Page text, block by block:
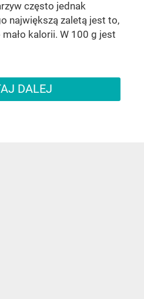
często jednak
największą zaletą jest to,
kalorii. W 100 g jest
DALEJ